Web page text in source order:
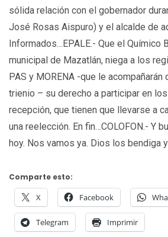
sólida relación con el gobernador
José Rosas Aispuro) y el alcalde de
Informados…EPALE.- Que el Químico
municipal de Mazatlán, niega a los
PAS y MORENA -que le acompañarán
trienio – su derecho a participar en
recepción, que tienen que llevarse a
una reelección. En fin…COLOFON.- Y
hoy. Nos vamos ya. Dios los bendiga
Comparte esto:
X Facebook
Telegram Imprimir